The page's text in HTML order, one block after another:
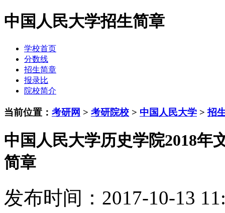
中国人民大学招生简章
学校首页
分数线
招生简章
报录比
院校简介
当前位置： 考研网 > 考研院校 > 中国人民大学 >招
中国人民大学历史学院2018年
简章
发布时间：2017-10-13